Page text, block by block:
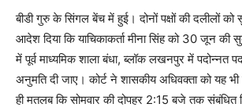
बीडी गुरु के सिंगल बेंच में हुई। दोनों पक्षों की दलीलों को
आदेश दिया कि याचिकाकर्ता मीना सिंह को 30 जून की
में पूर्व माध्यमिक शाला बंधा, ब्लॉक लखनपुर में पदोन्नत
अनुमति दी जाए। कोर्ट ने शासकीय अधिवक्ता को यह
ही मतलब कि सोमवार की दोपहर 2:15 बजे तक संबंधित